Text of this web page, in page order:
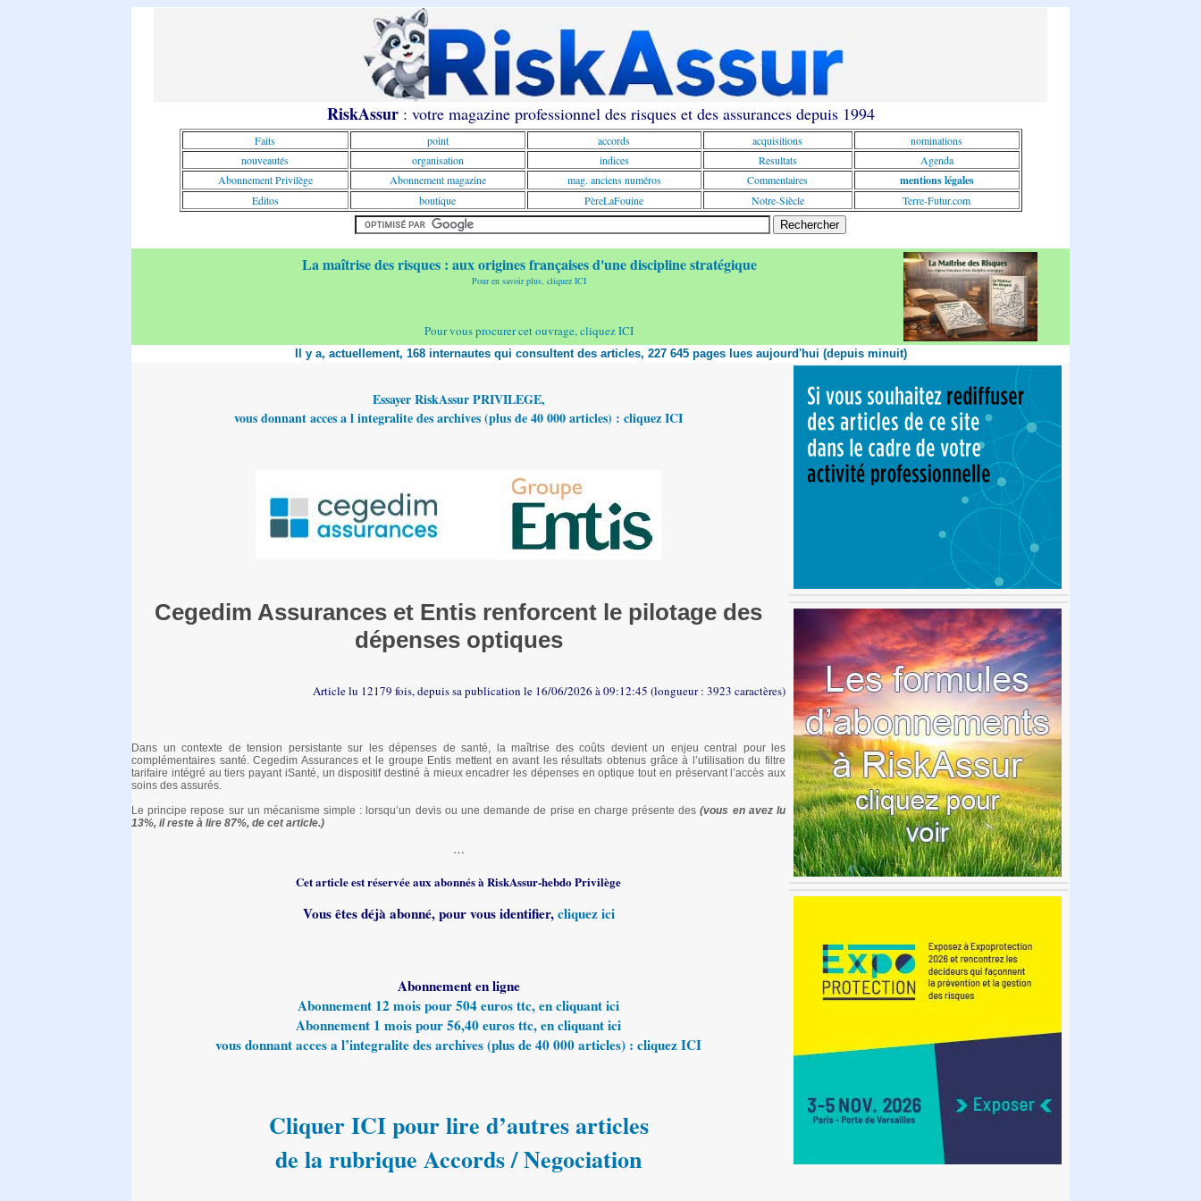
RiskAssur: votre magazine professionnel des risques et des assurances depuis 1994
Faits point accords acquisitions
nominations
nouveautés
organisation indices Resultats
Agenda
Abonnement Privilège
Abonnement magazine mag. anciens numéros Commentaires mentions légales
Editos boutique PèreLaFouine Notre-Siècle Terre-Futur.com
La maîtrise des risques : aux origines françaises d'une discipline stratégique
Pour en savoir plus, cliquez ICI
Pour vous procurer cet ouvrage, cliquez ICI
Il y a, actuellement, 168 internautes qui consultent des articles, 227 645 pages lues aujourd'hui (depuis minuit)
Essayer RiskAssur PRIVILEGE,
vous donnant acces a l integralite des archives (plus de 40 000 articles) : cliquez ICI
Cegedim Assurances et Entis renforcent le pilotage des
dépenses optiques
Article lu 12179 fois, depuis sa publication le 16/06/2026 à 09:12:45 (longueur : 3923 caractères)
Dans un contexte de tension persistante sur les dépenses de santé, la maîtrise des coûts devient un enjeu central pour les
complémentaires santé. Cegedim Assurances et le groupe Entis mettent en avant les résultats obtenus grâce à l’utilisation du filtre
tarifaire intégré au tiers payant iSanté, un dispositif destiné à mieux encadrer les dépenses en optique tout en préservant l’accès aux
soins des assurés.
Le principe repose sur un mécanisme simple : lorsqu’un devis ou une demande de prise en charge présente des(vous en avez lu
13%, il reste à lire 87%, de cet article.)
…
Cet article est réservée aux abonnés à RiskAssur-hebdo Privilège
Vous êtes déjà abonné, pour vous identifier,cliquez ici
Abonnement en ligne
Abonnement 12 mois pour 504 euros ttc, en cliquant ici
Abonnement 1 mois pour 56,40 euros ttc, en cliquant ici
vous donnant acces a l’integralite des archives (plus de 40 000 articles) : cliquez ICI
Cliquer ICI pour lire d’autres articles
de la rubrique Accords / Negociation